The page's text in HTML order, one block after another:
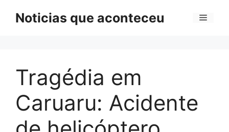
Noticias que aconteceu Menu
Tragédia em
Caruaru: Acidente